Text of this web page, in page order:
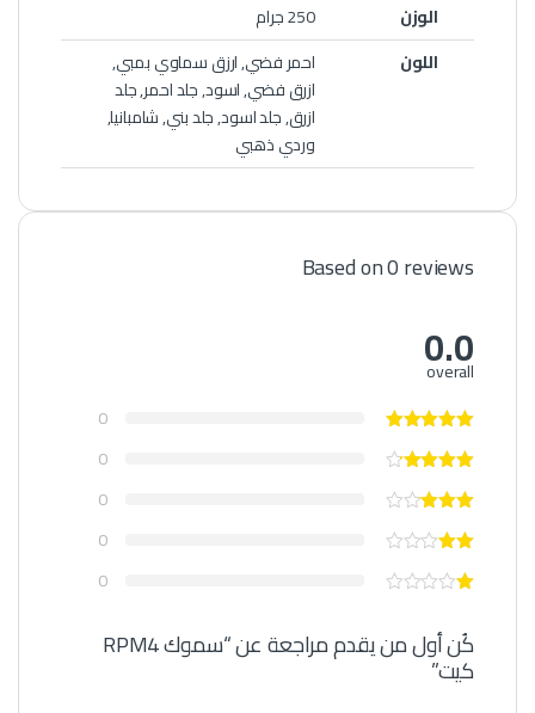
الوزن
250 جرام
اللون
احمر فضي, ارزق سماوي بمبي,
ازرق فضي, اسود, جلد احمر, جلد
ازرق, جلد اسود, جلد بني, شامبانيا,
وردي ذهبي
Based on 0 reviews
0.0
overall
0
0
0
0
0
كُن أول من يقدم مراجعة عن “سموك RPM4
كيت”